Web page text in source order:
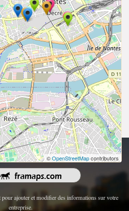
©OpenStreetMapcontributors
| Tous les droits sont réservés.
ajouter et modifier des informations sur votre
entreprise.